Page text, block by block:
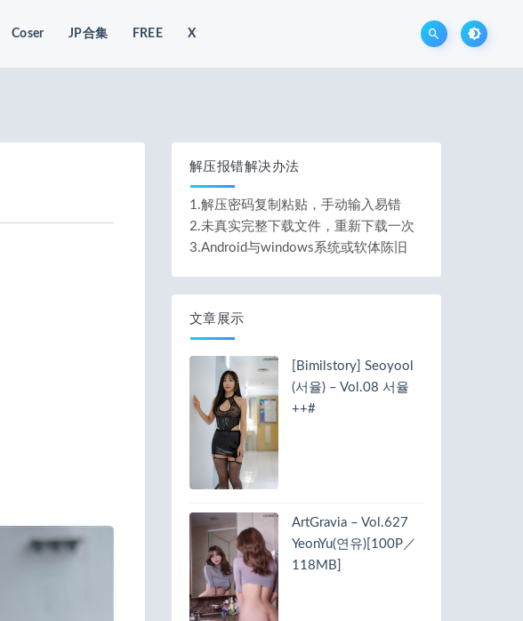
Coser JP合集 FREE X
解压报错解决办法
1.解压密码复制粘贴，手动输入易错
2.未真实完整下载文件，重新下载一次
3.Android与windows系统或软体陈旧
文章展示
[Bimilstory] Seoyool
(서율) – Vol.08 서율
++#
ArtGravia – Vol.627
YeonYu(연유)[100P／
118MB]